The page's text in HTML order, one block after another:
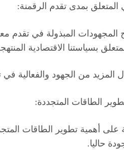
المجهودات المبذولة في تقدم
بسياستنا الاقتصادية
من الجهود والفعالية في
على أهمية تطوير الطاقات
حاليا.